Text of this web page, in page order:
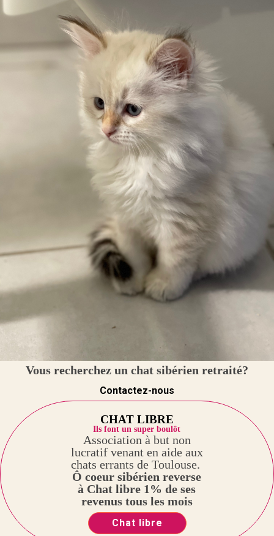
Vous recherchez un chat sibérien retraité?
Contactez-nous
CHAT LIBRE
Ils font un super boulôt
Association à but non
lucratif venant en aide aux
chats errants de Toulouse.
Ô coeur sibérien reverse
à Chat libre 1% de ses
revenus tous les mois
Chat libre